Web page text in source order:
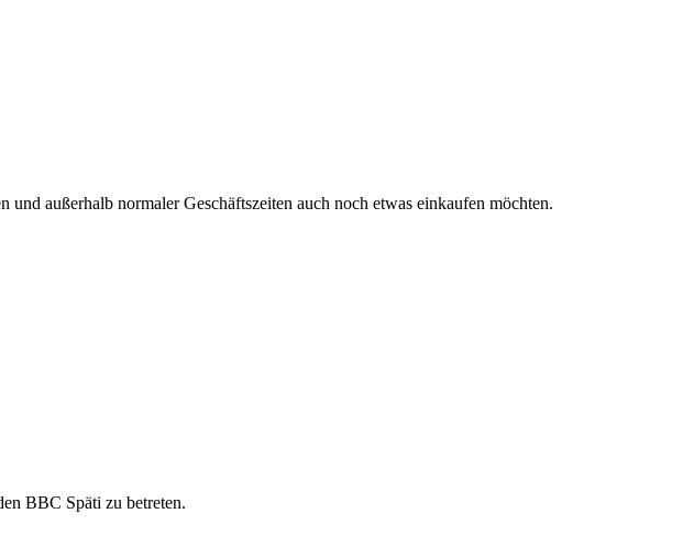
außerhalb normaler Geschäftszeiten auch noch etwas einkaufen möchten.
BBC Späti zu betreten.